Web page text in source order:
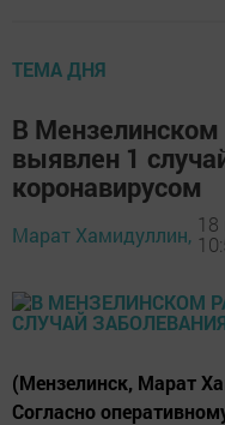
ТЕМА ДНЯ
В Мензелинском
выявлен 1
коронавирусом
Марат Хамидуллин, 18
(Мензелинск, Марат
Согласно